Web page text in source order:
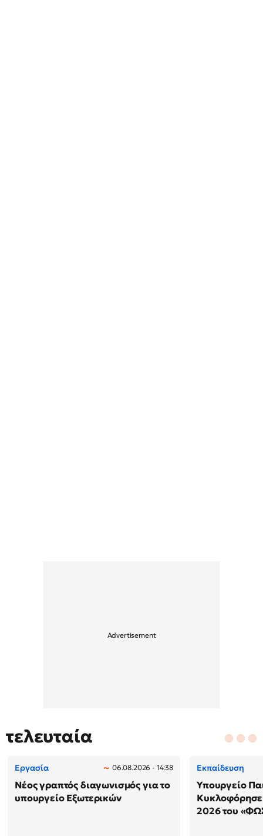
τελευταία
Εργασία 06.08.2026 - 14:38
Νέος γραπτός διαγωνισμός για το
υπουργείο Εξωτερικών
Εκπαίδευση
Υπουργείο
Κυκλοφόρησε
2026 του